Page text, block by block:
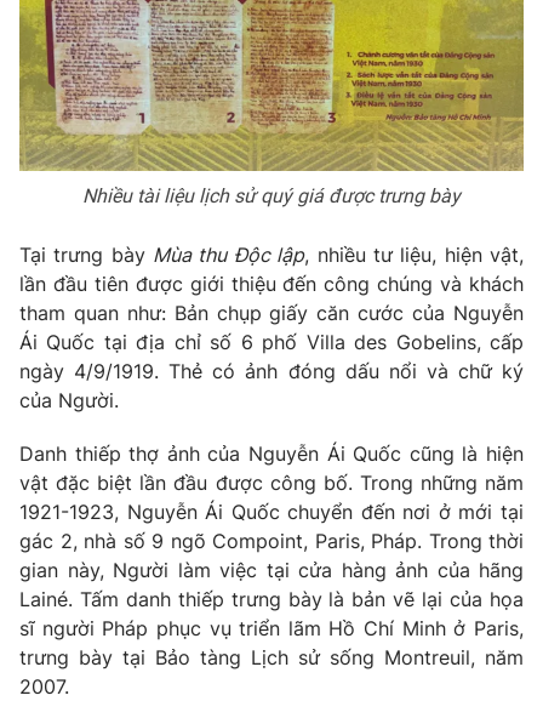
Nhiều tài liệu lịch sử quý giá được trưng bày
Tại trưng bày Mùa thu Độc lập, nhiều tư liệu, hiện vật,
lần đầu tiên được giới thiệu đến công chúng và khách
tham quan như: Bản chụp giấy căn cước của Nguyễn
Ái Quốc tại địa chỉ số 6 phố Villa des Gobelins, cấp
ngày 4/9/1919. Thẻ có ảnh đóng dấu nổi và chữ ký
của Người.
Danh thiếp thợ ảnh của Nguyễn Ái Quốc cũng là hiện
vật đặc biệt lần đầu được công bố. Trong những năm
1921-1923, Nguyễn Ái Quốc chuyển đến nơi ở mới tại
gác 2, nhà số 9 ngõ Compoint, Paris, Pháp. Trong thời
gian này, Người làm việc tại cửa hàng ảnh của hãng
Lainé. Tấm danh thiếp trưng bày là bản vẽ lại của họa
sĩ người Pháp phục vụ triển lãm Hồ Chí Minh ở Paris,
trưng bày tại Bảo tàng Lịch sử sống Montreuil, năm
2007.